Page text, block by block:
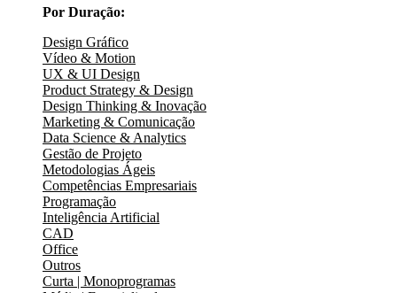
Por Duração:
Design Gráfico
Vídeo & Motion
UX & UI Design
Product Strategy & Design
Design Thinking & Inovação
Marketing & Comunicação
Data Science & Analytics
Gestão de Projeto
Metodologias Ágeis
Competências Empresariais
Programação
Inteligência Artificial
CAD
Office
Outros
Curta | Monoprogramas